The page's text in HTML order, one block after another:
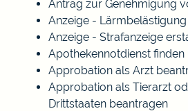
Antrag zur Genehmigung
Anzeige -
Anzeige - Strafanzeige
Apothekennotdienst finden
Approbation als Arzt
Approbation als Tierarzt
Drittstaaten beantragen